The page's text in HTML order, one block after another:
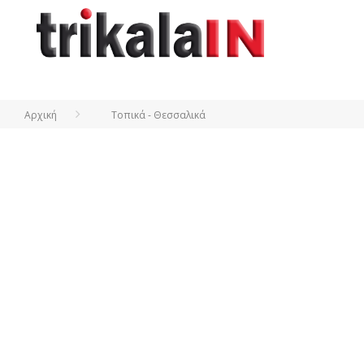
Αρχική Τοπικά - Θεσσαλικά